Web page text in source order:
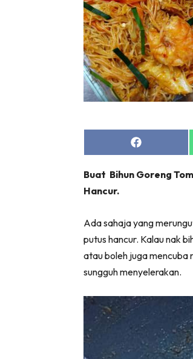
Share
on
Buat Bihun Goreng
Hancur.
Ada sahaja yang
putus hancur. Kalau nak
atau boleh juga mencuba
sungguh menyelerakan.